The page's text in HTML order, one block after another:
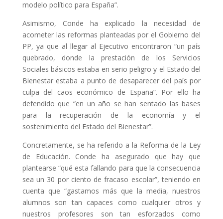
modelo político para España”.
Asimismo, Conde ha explicado la necesidad de
acometer las reformas planteadas por el Gobierno del
PP, ya que al llegar al Ejecutivo encontraron “un país
quebrado, donde la prestación de los Servicios
Sociales básicos estaba en serio peligro y el Estado del
Bienestar estaba a punto de desaparecer del país por
culpa del caos económico de España”. Por ello ha
defendido que “en un año se han sentado las bases
para la recuperación de la economía y el
sostenimiento del Estado del Bienestar”.
Concretamente, se ha referido a la Reforma de la Ley
de Educación. Conde ha asegurado que hay que
plantearse “qué esta fallando para que la consecuencia
sea un 30 por ciento de fracaso escolar”, teniendo en
cuenta que “gastamos más que la media, nuestros
alumnos son tan capaces como cualquier otros y
nuestros profesores son tan esforzados como